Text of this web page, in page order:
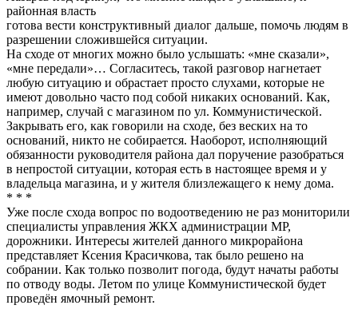
районная власть
готова вести конструктивный диалог дальше, помочь людям в
разрешении сложившейся ситуации.
На сходе от многих можно было услышать: «мне сказали»,
«мне передали»… Согласитесь, такой разговор нагнетает
любую ситуацию и обрастает просто слухами, которые не
имеют довольно часто под собой никаких оснований. Как,
например, случай с магазином по ул. Коммунистической.
Закрывать его, как говорили на сходе, без веских на то
оснований, никто не собирается. Наоборот, исполняющий
обязанности руководителя района дал поручение разобраться
в непростой ситуации, которая есть в настоящее время и у
владельца магазина, и у жителя близлежащего к нему дома.
* * *
Уже после схода вопрос по водоотведению не раз мониторили
специалисты управления ЖКХ администрации МР,
дорожники. Интересы жителей данного микрорайона
представляет Ксения Красичкова, так было решено на
собрании. Как только позволит погода, будут начаты работы
по отводу воды. Летом по улице Коммунистической будет
проведён ямочный ремонт.